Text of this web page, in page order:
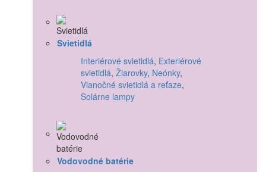
Svietidlá
Interiérové svietidlá, Exteriérové
svietidlá, Žiarovky, Neónky,
Vianočné svietidlá a reťaze,
Solárne lampy
Vodovodné batérie